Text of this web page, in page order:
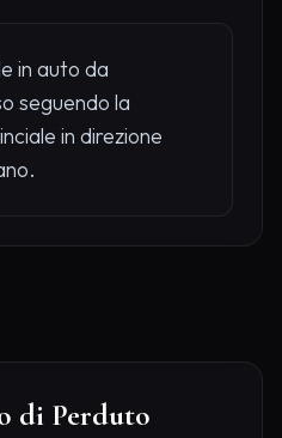
in auto da
seguendo la
in direzione
di Perduto